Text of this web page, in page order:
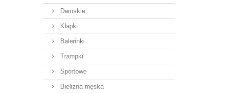
Damskie
Klapki
Balerinki
Trampki
Sportowe
Bielizna męska